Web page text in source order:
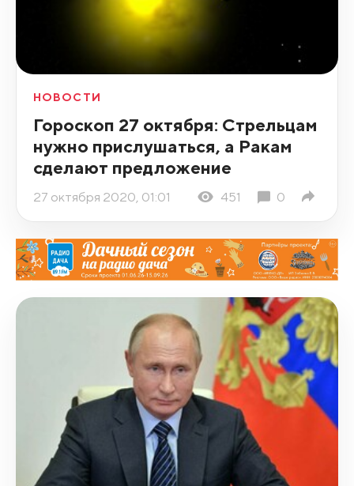
НОВОСТИ
Гороскоп 27 октября: Стрельцам
нужно прислушаться, а Ракам
сделают предложение
27 октября 2020, 01:01 451 0